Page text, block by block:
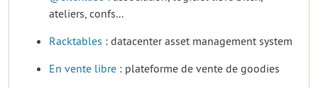
ateliers, confs...
Racktables : datacenter asset management system
En vente libre : plateforme de vente de goodies